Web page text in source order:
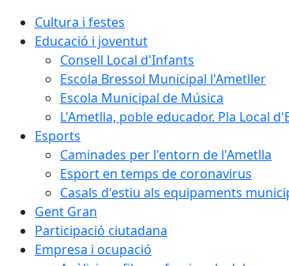
Cultura i festes
Educació i joventut
Consell Local d'Infants
Escola Bressol Municipal l'Ametller
Escola Municipal de Música
L'Ametlla, poble educador. Pla Local
Esports
Caminades per l'entorn de l'Ametlla
Esport en temps de coronavirus
Casals d'estiu als equipaments
Gent Gran
Participació ciutadana
Empresa i ocupació